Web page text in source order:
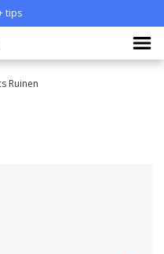
tips
Ruinen